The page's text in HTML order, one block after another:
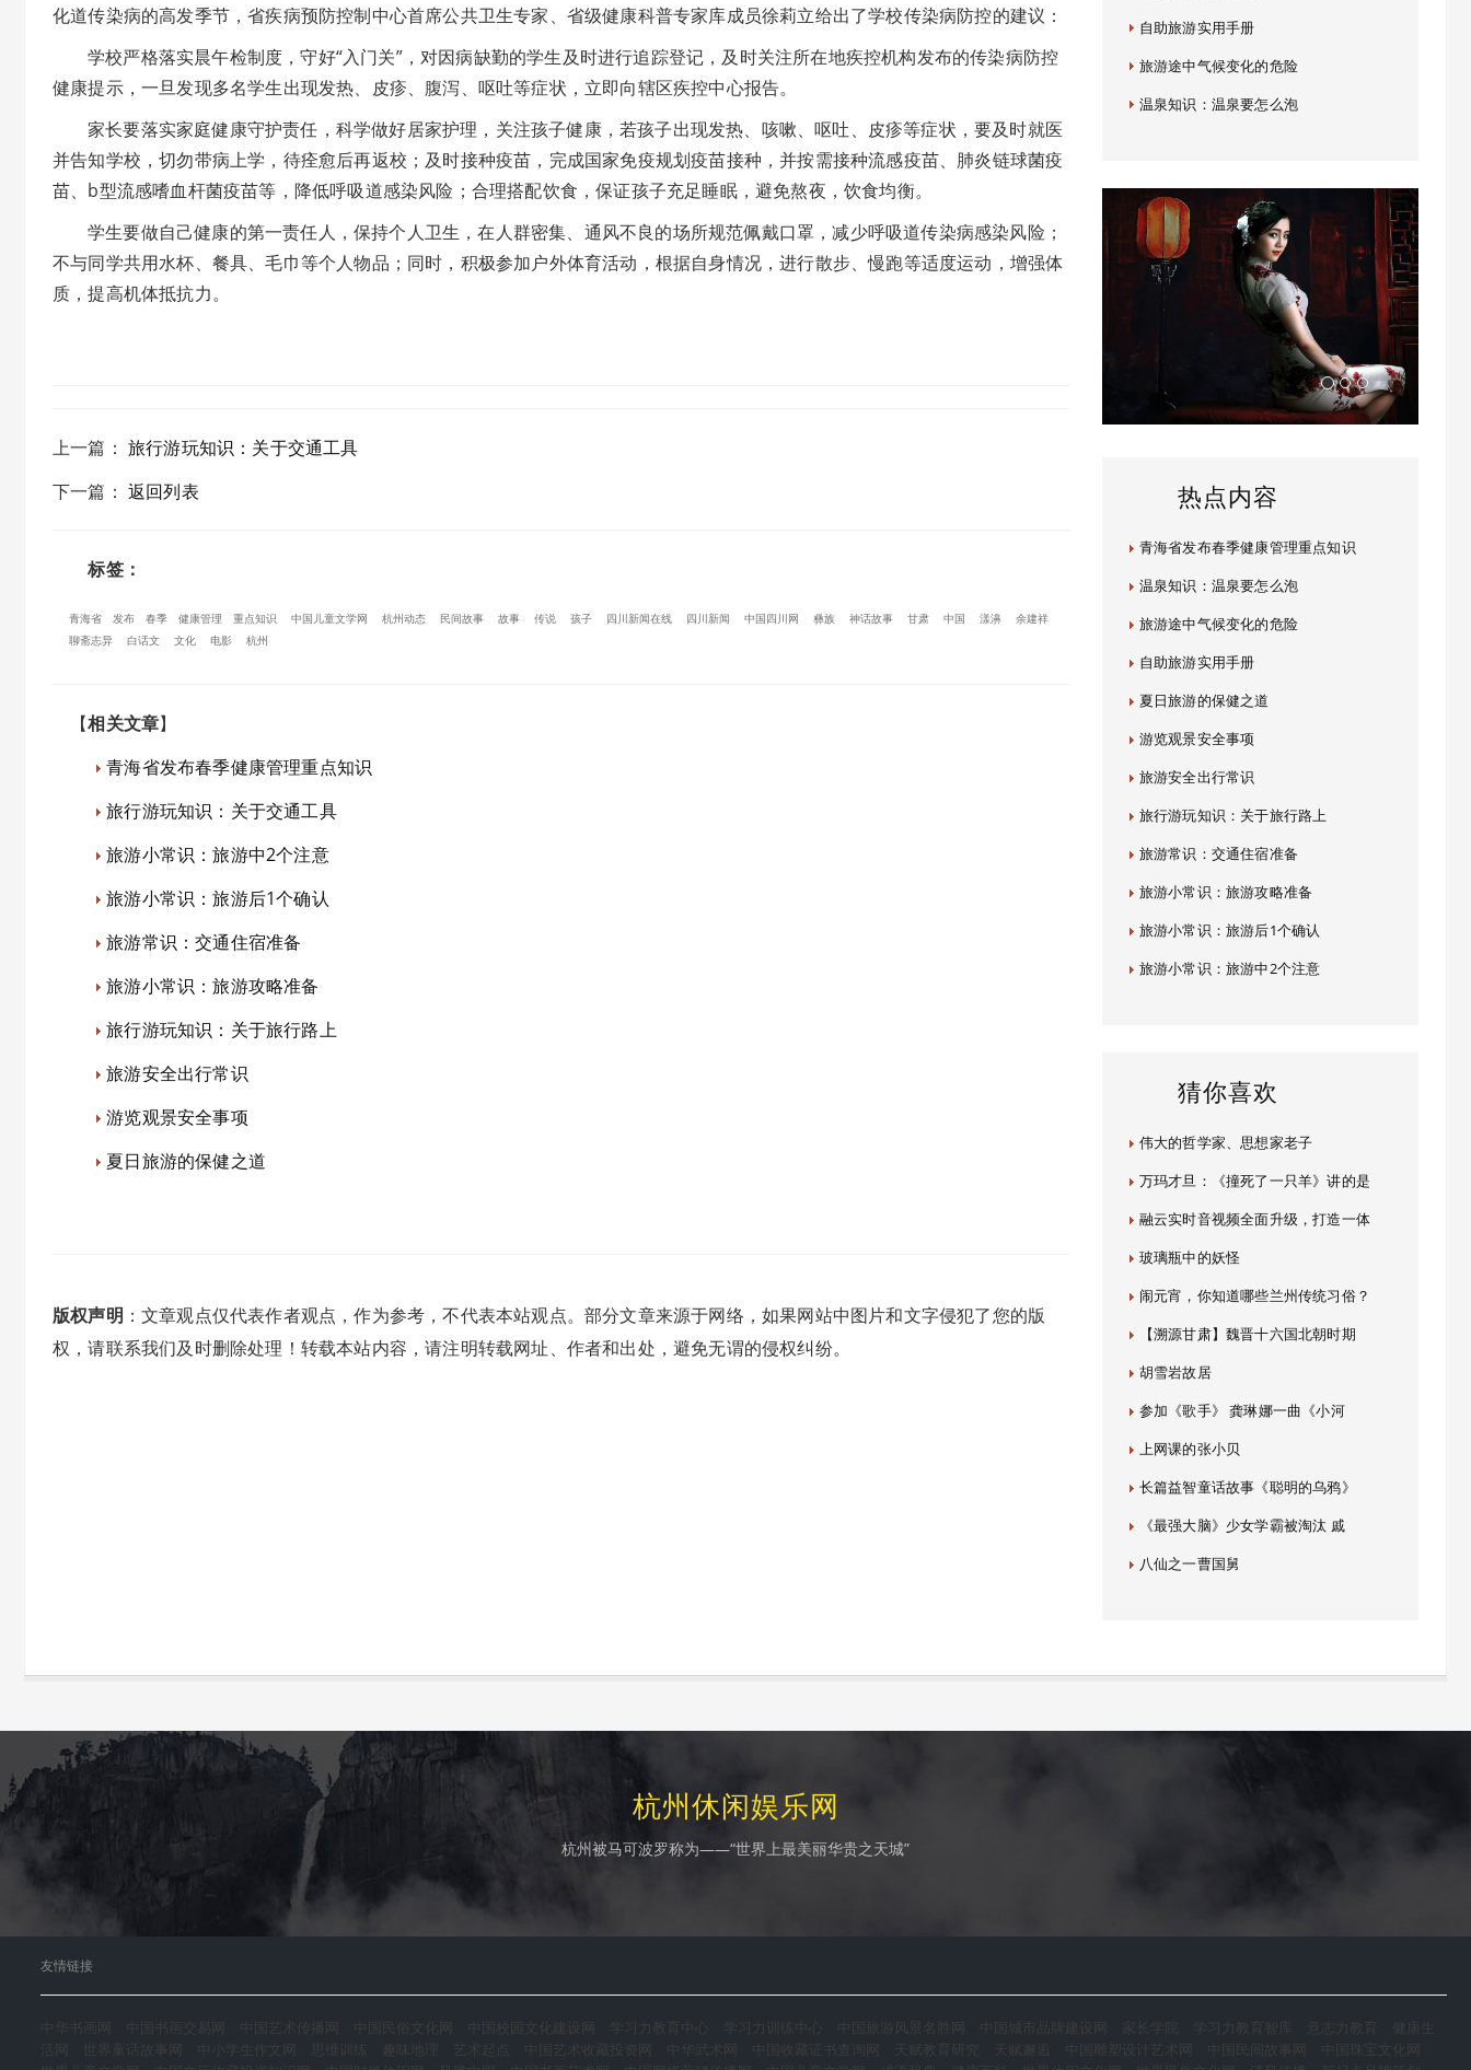
化道传染病的高发季节，省疾病预防控制中心首席公共卫生专家、省级健康科普专家库成员徐莉立给出了学校传染病防控的建议：
学校严格落实晨午检制度，守好“入门关”，对因病缺勤的学生及时进行追踪登记，及时关注所在地疾控机构发布的传染病防控
健康提示，一旦发现多名学生出现发热、皮疹、腹泻、呕吐等症状，立即向辖区疾控中心报告。
家长要落实家庭健康守护责任，科学做好居家护理，关注孩子健康，若孩子出现发热、咳嗽、呕吐、皮疹等症状，要及时就医
并告知学校，切勿带病上学，待痊愈后再返校；及时接种疫苗，完成国家免疫规划疫苗接种，并按需接种流感疫苗、肺炎链球菌疫
苗、b型流感嗜血杆菌疫苗等，降低呼吸道感染风险；合理搭配饮食，保证孩子充足睡眠，避免熬夜，饮食均衡。
学生要做自己健康的第一责任人，保持个人卫生，在人群密集、通风不良的场所规范佩戴口罩，减少呼吸道传染病感染风险；
不与同学共用水杯、餐具、毛巾等个人物品；同时，积极参加户外体育活动，根据自身情况，进行散步、慢跑等适度运动，增强体
质，提高机体抵抗力。
上一篇 ：旅行游玩知识：关于交通工具
下一篇 ：返回列表
标签：
青海省 发布 春季 健康管理 重点知识 中国儿童文学网 杭州动态 民间故事 故事 传说 孩子 四川新闻在线 四川新闻 中国四川网 彝族 神话故事 甘肃 中国 漾濞
余建祥
聊斋志异
白话文 文化 电影 杭州
【相关文章】
青海省发布春季健康管理重点知识
旅行游玩知识：关于交通工具
旅游小常识：旅游中2个注意
旅游小常识：旅游后1个确认
旅游常识：交通住宿准备
旅游小常识：旅游攻略准备
旅行游玩知识：关于旅行路上
旅游安全出行常识
游览观景安全事项
夏日旅游的保健之道
版权声明 ：文章观点仅代表作者观点，作为参考，不代表本站观点。部分文章来源于网络，如果网站中图片和文字侵犯了您的版
权，请联系我们及时删除处理！转载本站内容，请注明转载网址、作者和出处，避免无谓的侵权纠纷。
自助旅游实用手册
旅游途中气候变化的危险
温泉知识：温泉要怎么泡
热点内容
青海省发布春季健康管理重点知识
温泉知识：温泉要怎么泡
旅游途中气候变化的危险
自助旅游实用手册
夏日旅游的保健之道
游览观景安全事项
旅游安全出行常识
旅行游玩知识：关于旅行路上
旅游常识：交通住宿准备
旅游小常识：旅游攻略准备
旅游小常识：旅游后1个确认
旅游小常识：旅游中2个注意
猜你喜欢
伟大的哲学家、思想家老子
万玛才旦：《撞死了一只羊》讲的是
融云实时音视频全面升级，打造一体
玻璃瓶中的妖怪
闹元宵，你知道哪些兰州传统习俗？
【溯源甘肃】魏晋十六国北朝时期
胡雪岩故居
参加《歌手》 龚琳娜一曲《小河
上网课的张小贝
长篇益智童话故事《聪明的乌鸦》
《最强大脑》少女学霸被淘汰 戚
八仙之一曹国舅
杭州休闲娱乐网
杭州被马可波罗称为——“世界上最美丽华贵之天城”
友情链接
中华书画网 中国书画交易网 中国艺术传播网 中国民俗文化网 中国校园文化建设网 学习力教育中心 学习力训练中心 中国旅游风景名胜网 中国城市品牌建设网 家长学院 学习力教育智库 意志力教育
活网
世界童话故事网 中小学生作文网 思维训练 趣味地理 艺术起点 中国艺术收藏投资网 中华武术网 中国收藏证书查询网 天赋教育研究 天赋邂逅 中国雕塑设计艺术网 中国民间故事网
中国珠宝文化网